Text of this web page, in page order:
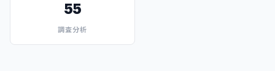
55
調査分析